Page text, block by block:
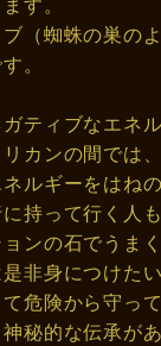
す。
（蜘蛛の巣の
。
ティブなエネ
カンの間では
ルギーをはね
持って行く人
ンの石でうま
非身につけた
危険から守っ
秘的な伝承があ